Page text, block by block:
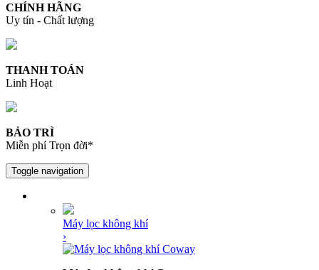
CHÍNH HÃNG
Uy tín - Chất lượng
THANH TOÁN
Linh Hoạt
BẢO TRÌ
Miễn phí Trọn đời*
Toggle navigation
Máy lọc không khí
›